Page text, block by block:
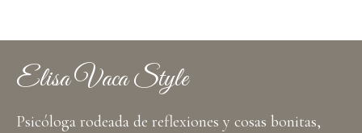
Elisa Vaca Style
Psicóloga rodeada de reflexiones y cosas bonitas,